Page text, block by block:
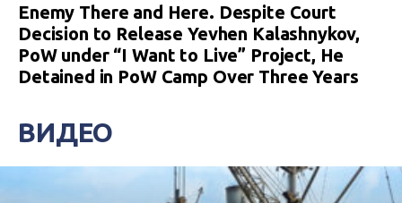
Enemy There and Here. Despite Court
Decision to Release Yevhen Kalashnykov,
PoW under “I Want to Live” Project, He
Detained in PoW Camp Over Three Years
ВИДЕО